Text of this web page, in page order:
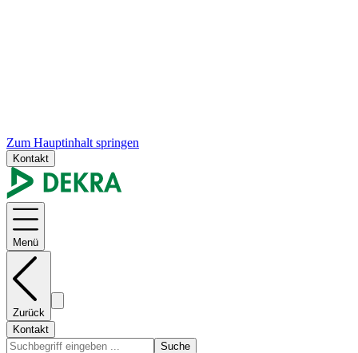
Zum Hauptinhalt springen
Kontakt
Menü
Zurück
Kontakt
Suche